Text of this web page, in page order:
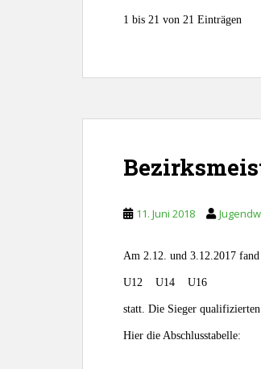
1 bis 21 von 21 Einträgen
11. Juni 2018
Am 2.12. und 3.12.2017
U12 U14 U16
statt. Die Sieger
Hier die Abschlusstabelle: